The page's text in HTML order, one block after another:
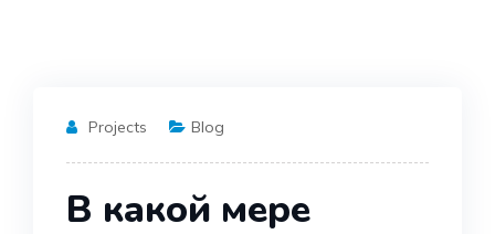
Projects Blog
В какой мере